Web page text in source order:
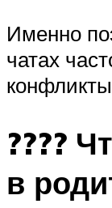
Именно
чатах
????
в